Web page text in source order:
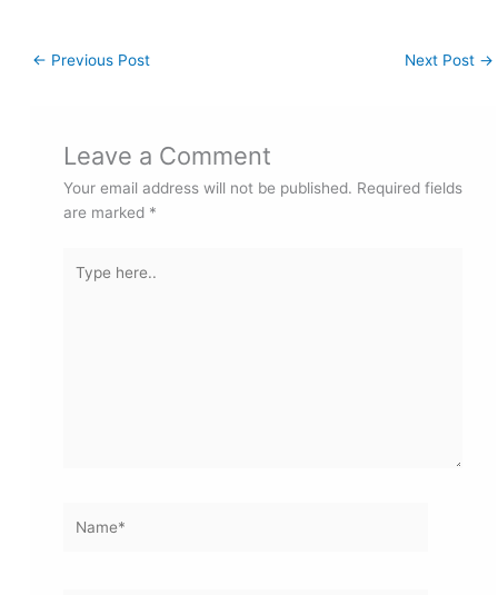
← Previous Post Next Post →
Leave a Comment
Your email address will not be published. Required fields
are marked *
here..